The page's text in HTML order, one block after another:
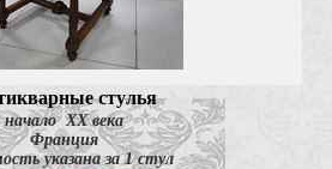
стулья
начало ХХ века
Франция
указана за 1 стул